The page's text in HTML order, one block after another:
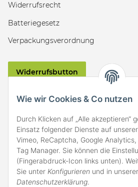
Wie wir Cookies & Co nutzen
Durch Klicken auf „Alle akzeptieren“
Einsatz folgender Dienste auf
Vimeo, ReCaptcha, Google
Tag Manager. Sie können die
(Fingerabdruck-Icon links unten).
Sie unter Konfigurieren und in unserer
Datenschutzerklärung.
Widerrufsrecht
Batteriegesetz
Verpackungsverordnung
Widerrufsbutton
ZAHLARTEN